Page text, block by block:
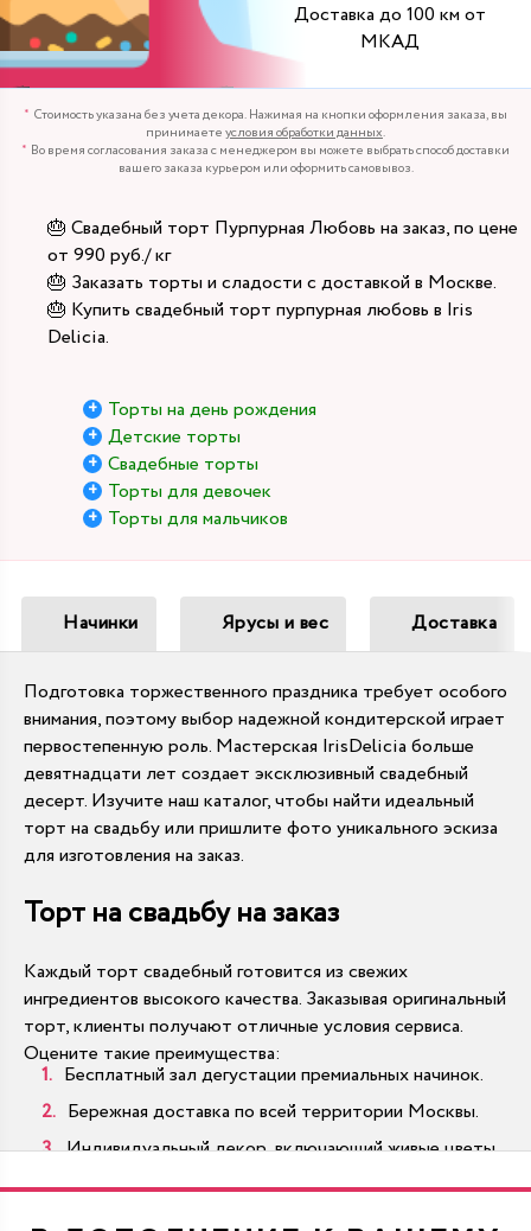
Доставка до 100 км от
МКАД
Стоимость указана без учета декора. Нажимая на кнопки оформления заказа, вы
принимаетеусловия обработки данных.
Во время согласования заказа с менеджером вы можете выбрать способ доставки
вашего заказа курьером или оформить самовывоз.
🎂 Свадебный торт Пурпурная Любовь на заказ, по цене
от 990 руб./ кг
🎂 Заказать торты и сладости с доставкой в Москве.
🎂 Купить свадебный торт пурпурная любовь в Iris
Delicia.
Торты на день рождения
Детские торты
Свадебные торты
Торты для девочек
Торты для мальчиков
Начинки Ярусы и вес Доставка
Подготовка торжественного праздника требует особого
внимания, поэтому выбор надежной кондитерской играет
первостепенную роль. Мастерская IrisDelicia больше
девятнадцати лет создает эксклюзивный свадебный
десерт. Изучите наш каталог, чтобы найти идеальный
торт на свадьбу или пришлите фото уникального эскиза
для изготовления на заказ.
Торт на свадьбу на заказ
Каждый торт свадебный готовится из свежих
ингредиентов высокого качества. Заказывая оригинальный
торт, клиенты получают отличные условия сервиса.
Оцените такие преимущества:
Бесплатный зал дегустации премиальных начинок.
Бережная доставка по всей территории Москвы.
Индивидуальный декор, включающий живые цветы.
Масштабы от миниатюрных десертов до тяжелых